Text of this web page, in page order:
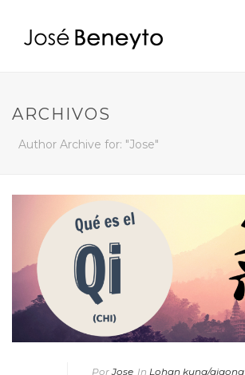
ARCHIVOS
Author Archive for: "Jose"
Por Jose In Lohan kung/qigong